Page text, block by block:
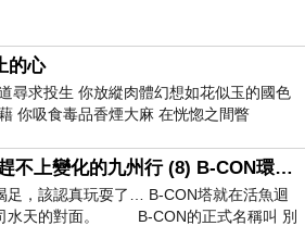
的心
尋求投生 你放縱肉體幻想如花似玉的國色
你吸食毒品香煙大麻 在恍惚之間瞥
計畫趕不上變化的九州行 (8) B-CON環球塔
足，該認真玩耍了… B-CON塔就在活魚迴
水天的對面。 B-CON的正式名稱叫 別